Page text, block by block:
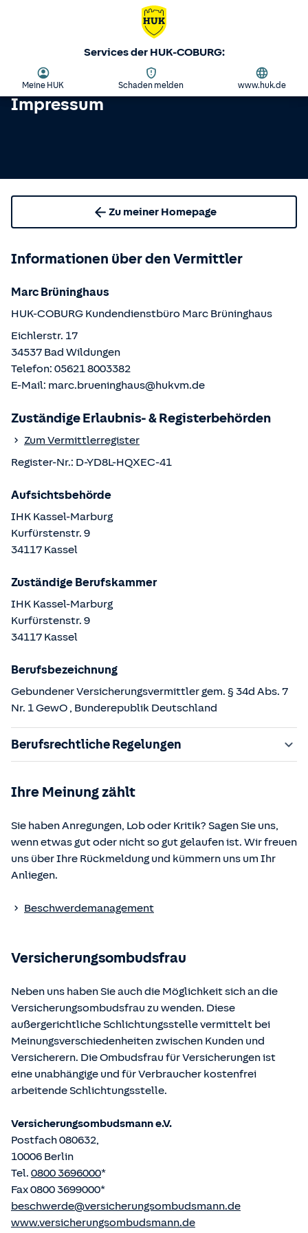
Services der HUK-COBURG:
Meine HUK Schaden melden www.huk.de
Impressum
Zu meiner Homepage
Informationen über den Vermittler
Marc Brüninghaus
HUK-COBURG Kundendienstbüro Marc Brüninghaus
Eichlerstr. 17
34537 Bad Wildungen
Telefon: 05621 8003382
E-Mail: marc.brueninghaus@hukvm.de
Zuständige Erlaubnis- & Registerbehörden
Zum Vermittlerregister
Register-Nr.: D-YD8L-HQXEC-41
Aufsichtsbehörde
IHK Kassel-Marburg
Kurfürstenstr. 9
34117 Kassel
Zuständige Berufskammer
IHK Kassel-Marburg
Kurfürstenstr. 9
34117 Kassel
Berufsbezeichnung
Gebundener Versicherungsvermittler gem. § 34d Abs. 7
Nr. 1 GewO , Bunderepublik Deutschland
Berufsrechtliche Regelungen
§§ 59 – 68 Gesetz über den Versicherungsvertrag
§ 48b Versicherungsaufsichtsgesetz (VAG)
Verordnung über die Versicherungsvermittlung und -
Die berufsrechtlichen Regelungen können über die vom
eingesehen und abgerufen werden.
Ihre Meinung zählt
Sie haben Anregungen, Lob oder Kritik? Sagen Sie uns,
wenn etwas gut oder nicht so gut gelaufen ist. Wir freuen
uns über Ihre Rückmeldung und kümmern uns um Ihr
Anliegen.
Beschwerdemanagement
Versicherungsombudsfrau
Neben uns haben Sie auch die Möglichkeit sich an die
Versicherungsombudsfrau zu wenden. Diese
außergerichtliche Schlichtungsstelle vermittelt bei
Meinungsverschiedenheiten zwischen Kunden und
Versicherern. Die Ombudsfrau für Versicherungen ist
eine unabhängige und für Verbraucher kostenfrei
arbeitende Schlichtungsstelle.
Versicherungsombudsmann e.V.
Postfach 080632,
10006 Berlin
Tel. 0800 3696000*
Fax 0800 3699000*
beschwerde@versicherungsombudsmann.de
www.versicherungsombudsmann.de